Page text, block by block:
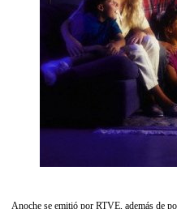
Anoche se emitió por RTVE, además de